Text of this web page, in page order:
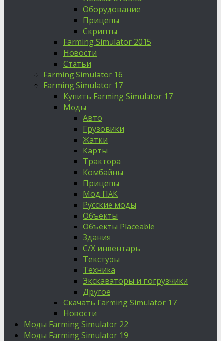
Оборудование
Прицепы
Скрипты
Farming Simulator 2015
Новости
Статьи
Farming Simulator 16
Farming Simulator 17
Купить Farming Simulator 17
Моды
Авто
Грузовики
Жатки
Карты
Трактора
Комбайны
Прицепы
Мод ПАК
Русские моды
Объекты
Объекты Placeable
Здания
С/Х инвентарь
Текстуры
Техника
Экскаваторы и погрузчики
Другое
Скачать Farming Simulator 17
Новости
Моды Farming Simulator 22
Моды Farming Simulator 19